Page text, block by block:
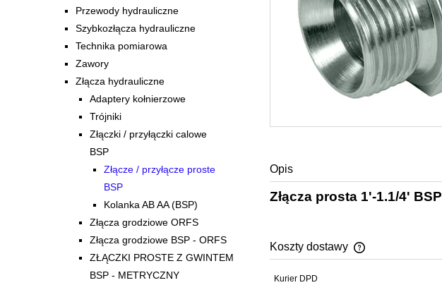
Przewody hydrauliczne
Szybkozłącza hydrauliczne
Technika pomiarowa
Zawory
Złącza hydrauliczne
Adaptery kołnierzowe
Trójniki
Złączki / przyłączki calowe
BSP
Złącze / przyłącze proste
BSP
Kolanka AB AA (BSP)
Złącza grodziowe ORFS
Złącza grodziowe BSP - ORFS
ZŁĄCZKI PROSTE Z GWINTEM
BSP - METRYCZNY
Opis
Złącza prosta 1'-1.1/4' BSP
Koszty dostawy
Kurier DPD